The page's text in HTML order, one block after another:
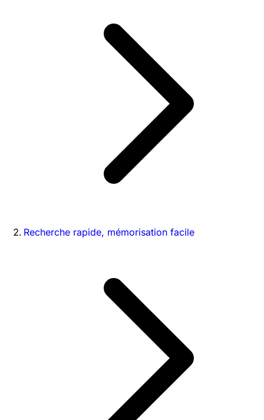
Recherche rapide, mémorisation facile